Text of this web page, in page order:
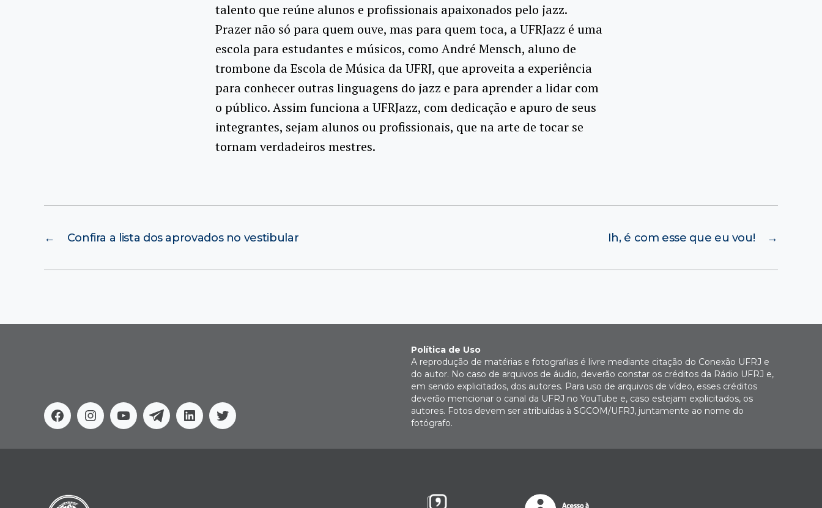
talento que reúne alunos e profissionais apaixonados pelo jazz.
Prazer não só para quem ouve, mas para quem toca, a UFRJazz é uma
escola para estudantes e músicos, como André Mensch, aluno de
trombone da Escola de Música da UFRJ, que aproveita a experiência
para conhecer outras linguagens do jazz e para aprender a lidar com
o público. Assim funciona a UFRJazz, com dedicação e apuro de seus
integrantes, sejam alunos ou profissionais, que na arte de tocar se
tornam verdadeiros mestres.
← Confira a lista dos aprovados no vestibular →
Ih, é com esse que eu vou!
FacebookInstagram
YoutubeTelegramLinkedinTwitter
Política de Uso
A reprodução de matérias e fotografias é livre mediante citação do Conexão UFRJ e
do autor. No caso de arquivos de áudio, deverão constar os créditos da Rádio UFRJ e,
em sendo explicitados, dos autores. Para uso de arquivos de vídeo, esses créditos
deverão mencionar o canal da UFRJ no YouTube e, caso estejam explicitados, os
autores. Fotos devem ser atribuídas à SGCOM/UFRJ, juntamente ao nome do
fotógrafo.